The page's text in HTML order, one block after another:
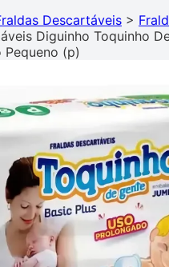
Descartáveis >
Diguinho Toquinho
Pequeno (p)